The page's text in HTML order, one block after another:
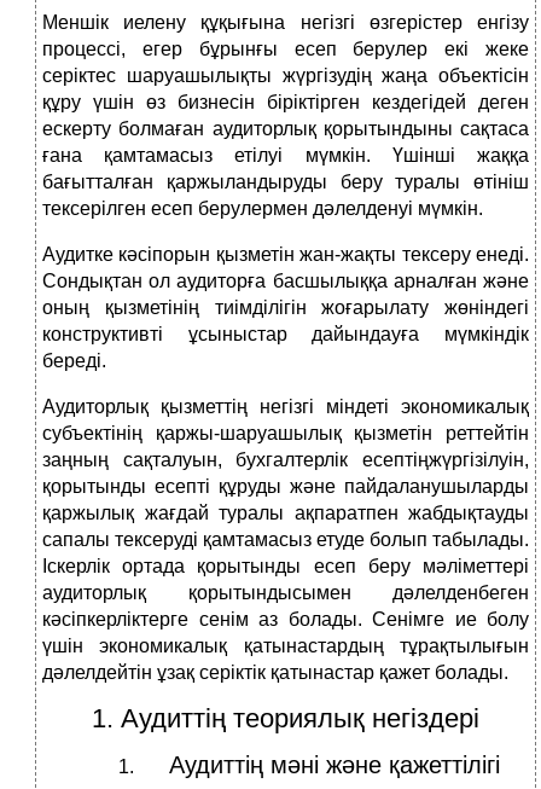
Меншік иелену құқығына негізгі өзгерістер енгізу
процессі, егер бұрынғы есеп берулер екі жеке
серіктес шаруашылықты жүргізудің жаңа объектісін
құру үшін өз бизнесін біріктірген кездегідей деген
ескерту болмаған аудиторлық қорытындыны сақтаса
ғана қамтамасыз етілуі мүмкін. Үшінші жаққа
бағытталған қаржыландыруды беру туралы өтініш
тексерілген есеп берулермен дәлелденуі мүмкін.
Аудитке кәсіпорын қызметін жан-жақты тексеру енеді.
Сондықтан ол аудиторға басшылыққа арналған және
оның қызметінің тиімділігін жоғарылату жөніндегі
конструктивті ұсыныстар дайындауға мүмкіндік
береді.
Аудиторлық қызметтің негізгі міндеті экономикалық
субъектінің қаржы-шаруашылық қызметін реттейтін
заңның сақталуын, бухгалтерлік есептіңжүргізілуін,
қорытынды есепті құруды және пайдаланушыларды
қаржылық жағдай туралы ақпаратпен жабдықтауды
сапалы тексеруді қамтамасыз етуде болып табылады.
Іскерлік ортада қорытынды есеп беру мәліметтері
аудиторлық қорытындысымен дәлелденбеген
кәсіпкерліктерге сенім аз болады. Сенімге ие болу
үшін экономикалық қатынастардың тұрақтылығын
дәлелдейтін ұзақ серіктік қатынастар қажет болады.
1. Аудиттің теориялық негіздері
Аудиттің мәні және қажеттілігі